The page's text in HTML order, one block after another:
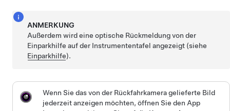
ANMERKUNG
Außerdem wird eine optische Rückmeldung von der
Einparkhilfeauf der Instrumententafel angezeigt (siehe
Einparkhilfe).
Wenn Sie das von der Rückfahrkamera gelieferte Bild
jederzeit anzeigen möchten, öffnen Sie den App